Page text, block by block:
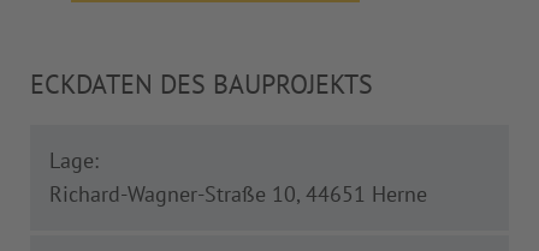
ECKDATEN DES BAUPROJEKTS
Lage:
Richard-Wagner-Straße 10, 44651 Herne